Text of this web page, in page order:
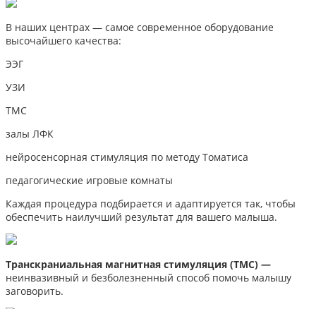
В наших центрах — самое современное оборудование
высочайшего качества:
ЭЭГ
УЗИ
ТМС
залы ЛФК
нейросенсорная стимуляция по методу Томатиса
педагогические игровые комнаты
Каждая процедура подбирается и адаптируется так, чтобы
обеспечить наилучший результат для вашего малыша.
Транскраниальная магнитная стимуляция (ТМС) —
неинвазивный и безболезненный способ помочь малышу
заговорить.